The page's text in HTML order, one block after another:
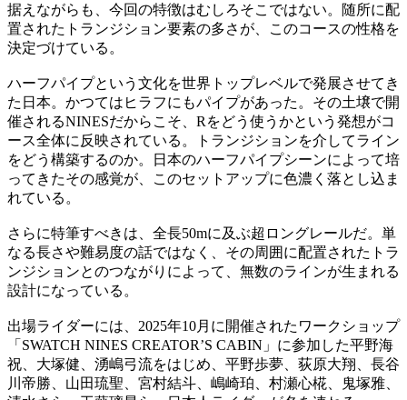
据えながらも、今回の特徴はむしろそこではない。随所に配
置されたトランジション要素の多さが、このコースの性格を
決定づけている。
ハーフパイプという文化を世界トップレベルで発展させてき
た日本。かつてはヒラフにもパイプがあった。その土壌で開
催されるNINESだからこそ、Rをどう使うかという発想がコ
ース全体に反映されている。トランジションを介してライン
をどう構築するのか。日本のハーフパイプシーンによって培
ってきたその感覚が、このセットアップに色濃く落とし込ま
れている。
さらに特筆すべきは、全長50mに及ぶ超ロングレールだ。単
なる長さや難易度の話ではなく、その周囲に配置されたトラ
ンジションとのつながりによって、無数のラインが生まれる
設計になっている。
出場ライダーには、2025年10月に開催されたワークショップ
「SWATCH NINES CREATOR’S CABIN」に参加した平野海
祝、大塚健、湧嶋弓流をはじめ、平野歩夢、荻原大翔、長谷
川帝勝、山田琉聖、宮村結斗、嶋崎珀、村瀬心椛、鬼塚雅、